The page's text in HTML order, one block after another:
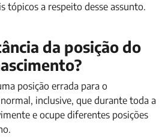
tópicos a respeito desse assunto.
da posição do
posição errada para o
inclusive, que durante toda a
e ocupe diferentes posições